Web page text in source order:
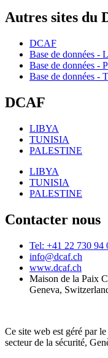
Autres sites du
DCAF
Base de données -
Base de données -
Base de données -
DCAF
LIBYA
TUNISIA
PALESTINE
LIBYA
TUNISIA
PALESTINE
Contacter nous
Tel: +41 22 730 94
info@dcaf.ch
www.dcaf.ch
Maison de la Paix
Geneva,
Ce site web est géré par
secteur de la sécurité,